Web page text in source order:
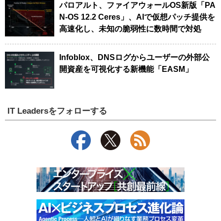
パロアルト、ファイアウォールOS新版「PA
N-OS 12.2 Ceres」、AIで仮想パッチ提供を
高速化し、未知の脆弱性に数時間で対処
Infoblox、DNSログからユーザーの外部公
開資産を可視化する新機能「EASM」
IT Leadersをフォローする